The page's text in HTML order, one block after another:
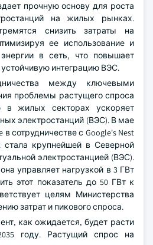
прочную основу для роста
на жилых рынках.
снизить затраты на
ее использование и
в сеть, что повышает
устойчивую интеграцию ВЭС.
между ключевыми
проблемы растущего спроса
в жилых секторах ускоряет
электростанций (ВЭС). В мае
в сотрудничестве с Google's Nest
стала крупнейшей в Северной
электростанцией (ВЭС).
управляет нагрузкой в 3 ГВт
этот показатель до 50 ГВт к
целям Министерства
затрат и пикового спроса.
как ожидается, будет расти
году. Растущий спрос на